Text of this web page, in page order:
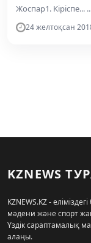
Жоспар1. Kipicпe... ...
24 желтоқсан
KZNEWS
KZNEWS.KZ -
мәдени және спорт
Үздік сараптамалық
алаңы.